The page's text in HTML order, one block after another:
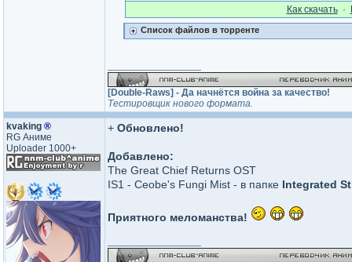
Как cкачать·
Список файлов в торренте
[Double-Raws] - Да начнётся война за качество!
Тестировщик нового формата.
kvaking ®
RG Аниме
Uploader 1000+
+ Обновлено!
Добавлено:
The Great Chief Returns OST
IS1 - Ceobe's Fungi Mist - в папке Integrated
Приятного меломанства!